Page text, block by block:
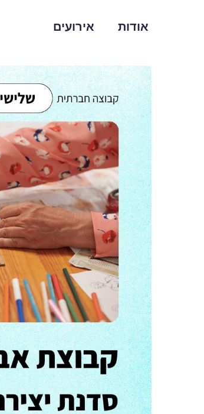
אודות אירועים